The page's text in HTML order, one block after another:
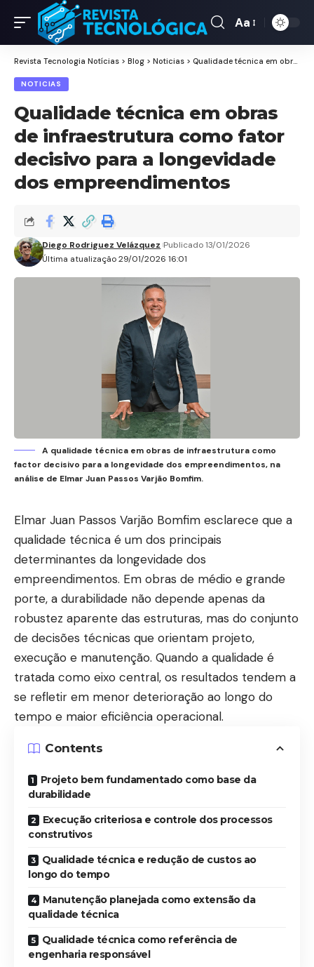
Aa
Revista Tecnologia Notícias > Blog > Noticias > Qualidade técnica em obras de infraestrutura como fator decisivo para a longevidade dos empreendimentos
NOTICIAS
Qualidade técnica em obras
de infraestrutura como fator
decisivo para a longevidade
dos empreendimentos
Última atualização 29/01/2026 16:01
Diego Rodriguez Velázquez Publicado 13/01/2026
A qualidade técnica em obras de infraestrutura como
factor decisivo para a longevidade dos empreendimentos, na
análise de Elmar Juan Passos Varjão Bomfim.
Elmar Juan Passos Varjão Bomfim esclarece que a
qualidade técnica é um dos principais
determinantes da longevidade dos
empreendimentos. Em obras de médio e grande
porte, a durabilidade não depende apenas da
robustez aparente das estruturas, mas do conjunto
de decisões técnicas que orientam projeto,
execução e manutenção. Quando a qualidade é
tratada como eixo central, os resultados tendem a
se refletir em menor deterioração ao longo do
tempo e maior eficiência operacional.
Contents
Projeto bem fundamentado como base da
durabilidade
Execução criteriosa e controle dos processos
construtivos
Qualidade técnica e redução de custos ao
longo do tempo
Manutenção planejada como extensão da
qualidade técnica
Qualidade técnica como referência de
engenharia responsável